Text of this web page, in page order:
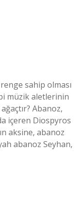
sahip olması
müzik aletlerinin
Abanoz,
içeren Diospyros
aksine, abanoz
abanoz Seyhan,